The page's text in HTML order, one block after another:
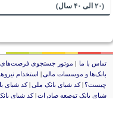
تماس با ما | موتور جستجوی فرصت‌های
بانک‌ها و موسسات مالی | استخدام‌
چیست؟|کد شبای بانک ملی| کد شبای
شبای بانک توصعه صادرات |کد شبای بانک